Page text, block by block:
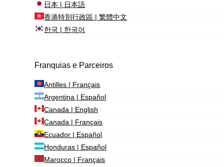
日本 | 日本語
香港特別行政區 | 繁體中文
한국 | 한국어
Franquias e Parceiros
Antilles | Français
Argentina | Español
Canada | English
Canada | Français
Ecuador | Español
Honduras | Español
Marocco | Français